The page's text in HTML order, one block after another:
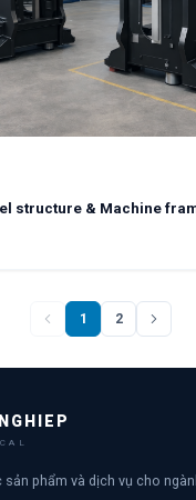
structure & Machine
1 2
sản phẩm và dịch vụ cho